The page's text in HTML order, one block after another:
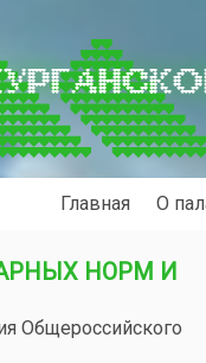
Главная О
НОРМ И
Общероссийского